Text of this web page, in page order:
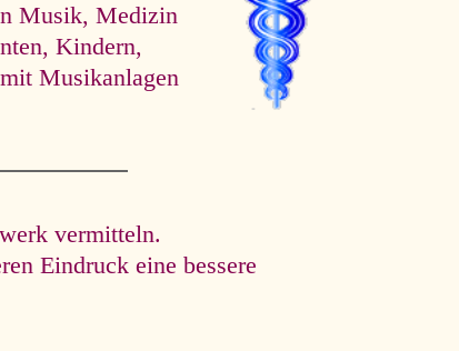
Musik, Medizin
Kindern,
Musikanlagen
vermitteln.
Eindruck eine bessere